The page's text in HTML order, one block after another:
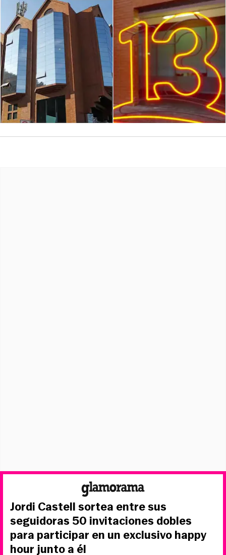
Jordi Castell sortea entre sus
seguidoras 50 invitaciones dobles
para participar en un exclusivo happy
hour junto a él